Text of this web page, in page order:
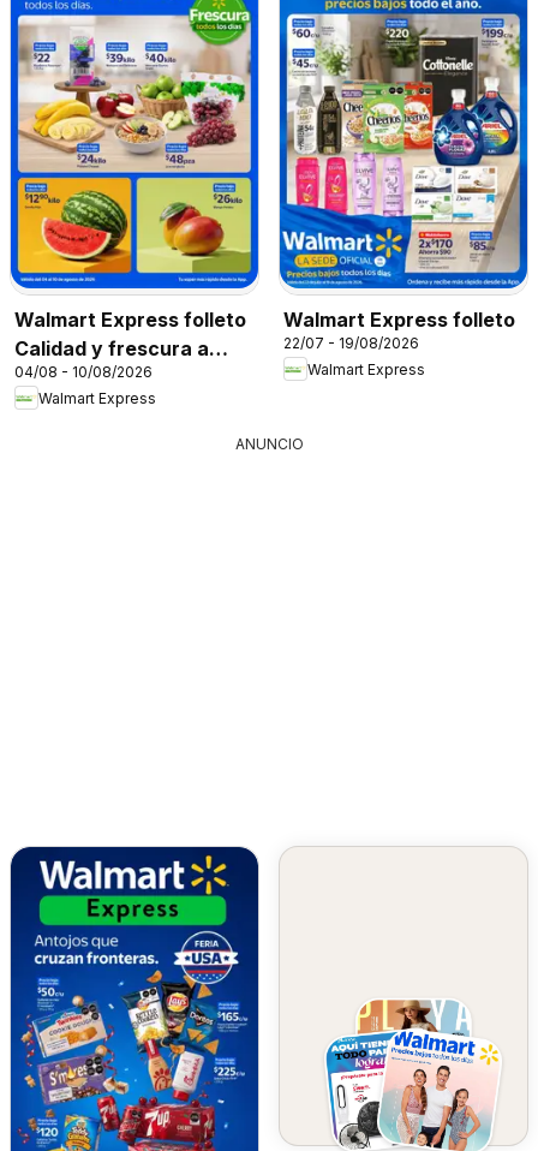
Walmart Express folleto
Calidad y frescura a
precios bajos
04/08 - 10/08/2026
Walmart Express
Walmart Express folleto
22/07 - 19/08/2026
Walmart Express
ANUNCIO